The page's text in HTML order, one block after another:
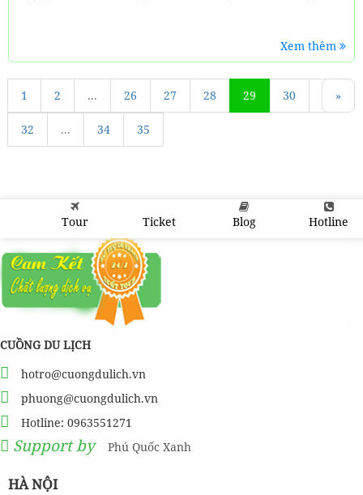
Xem thêm
«
1 2 ... 26 27 28 29 30
32 ... 34 35
»
Tour Ticket Blog Hotline
CUỒNG DU LỊCH
hotro@cuongdulich.vn
phuong@cuongdulich.vn
Hotline: 0963551271
Support by Phú Quốc Xanh
HÀ NỘI